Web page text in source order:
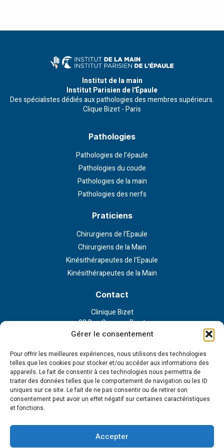
Gérer le consentement
Pour offrir les meilleures expériences, nous utilisons des technologies
telles que les cookies pour stocker et/ou accéder aux informations des
appareils. Le fait de consentir à ces technologies nous permettra de
traiter des données telles que le comportement de navigation ou les ID
uniques sur ce site. Le fait de ne pas consentir ou de retirer son
consentement peut avoir un effet négatif sur certaines caractéristiques
et fonctions.
Accepter
Institut de la main
Institut Parisien de l'Épaule
Des spécialistes dédiés aux pathologies des membres supérieurs.
Clique Bizet - Paris
Pathologies
Pathologies de l’épaule
Pathologies du coude
Pathologies de la main
Pathologies des nerfs
Praticiens
Chirurgiens de l’Epaule
Chirurgiens de la Main
Kinésithérapeutes de l’Epaule
Kinésithérapeutes de la Main
Contact
Clinique Bizet
23 Rue Georges Bizet
75116 Paris
Liens externe
Politique de confidentialité
Politique en matière de cookies
Tous droits réservés - 2023 © Institut de la main et l'épaule